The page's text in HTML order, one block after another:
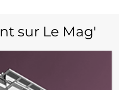
sur Le Mag'